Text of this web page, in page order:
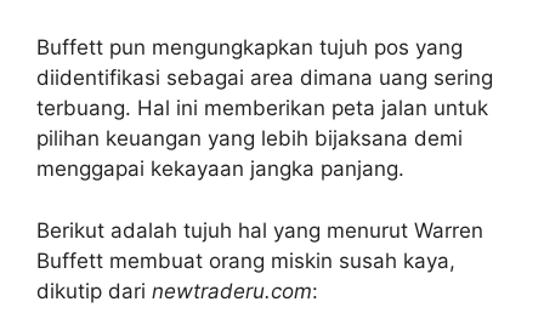
Buffett pun mengungkapkan tujuh pos yang
diidentifikasi sebagai area dimana uang sering
terbuang. Hal ini memberikan peta jalan untuk
pilihan keuangan yang lebih bijaksana demi
menggapai kekayaan jangka panjang.
Berikut adalah tujuh hal yang menurut Warren
Buffett membuat orang miskin susah kaya,
dikutip dari newtraderu.com: